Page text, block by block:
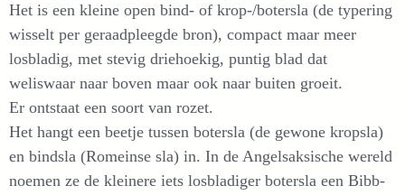
Het is een kleine open bind- of krop-/botersla (de typering
wisselt per geraadpleegde bron), compact maar meer
losbladig, met stevig driehoekig, puntig blad dat
weliswaar naar boven maar ook naar buiten groeit.
Er ontstaat een soort van rozet.
Het hangt een beetje tussen botersla (de gewone kropsla)
en bindsla (Romeinse sla) in. In de Angelsaksische wereld
noemen ze de kleinere iets losbladiger botersla een Bibb-